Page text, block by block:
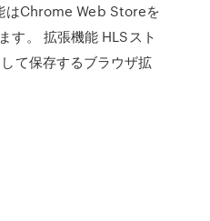
はChrome Web Storeを
す。 拡張機能 HLSスト
て保存するブラウザ拡